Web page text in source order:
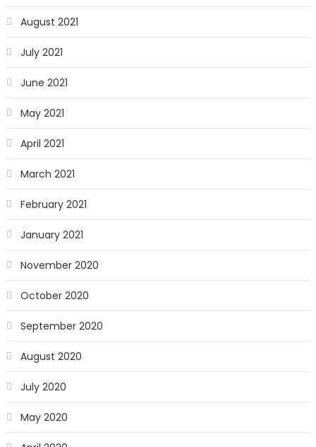
August 2021
July 2021
June 2021
May 2021
April 2021
March 2021
February 2021
January 2021
November 2020
October 2020
September 2020
August 2020
July 2020
May 2020